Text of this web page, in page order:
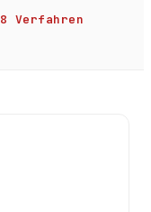
8 Verfahren